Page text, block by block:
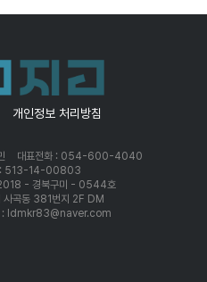
개인정보 처리방침
대표전화 : 054-600-4040
: 513-14-00803
2018 - 경북구미 - 0544호
사곡동 381번지 2F DM
) : ldmkr83@naver.com